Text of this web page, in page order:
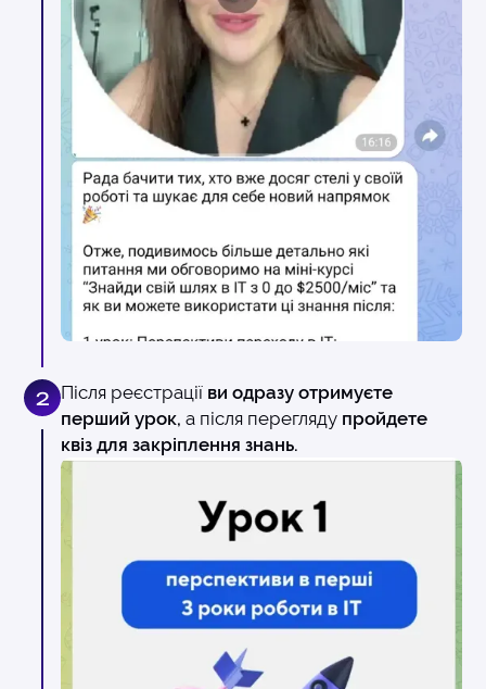
Після реєстрації ви одразу отримуєте
перший урок, а після перегляду пройдете
квіз для закріплення знань.
2